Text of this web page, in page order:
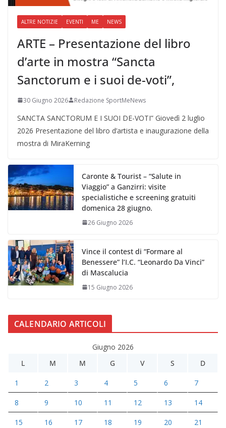
ALTRE NOTIZIE EVENTI ME NEWS
ARTE – Presentazione del libro
d’arte in mostra “Sancta
Sanctorum e i suoi de-voti”,
30 Giugno 2026 Redazione SportMeNews
SANCTA SANCTORUM E I SUOI DE-VOTI” Giovedì 2 luglio
2026 Presentazione del libro d’artista e inaugurazione della
mostra di MiraKerning
Caronte & Tourist – “Salute in
Viaggio” a Ganzirri: visite
specialistiche e screening gratuiti
domenica 28 giugno.
26 Giugno 2026
Vince il contest di “Formare al
Benessere” l’I.C. “Leonardo Da Vinci”
di Mascalucia
15 Giugno 2026
CALENDARIO ARTICOLI
Giugno 2026
L
M M G V S D
1 2 3 4 5 6 7
8 9 10 11 12 13 14
15 16 17 18 19 20 21